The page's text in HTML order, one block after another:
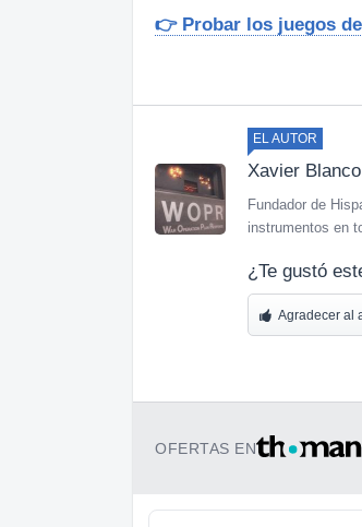
👉 Probar los juegos
EL AUTOR
Xavier Blanco
Fundador de
instrumentos en
¿Te gustó
Agradecer al
OFERTAS EN